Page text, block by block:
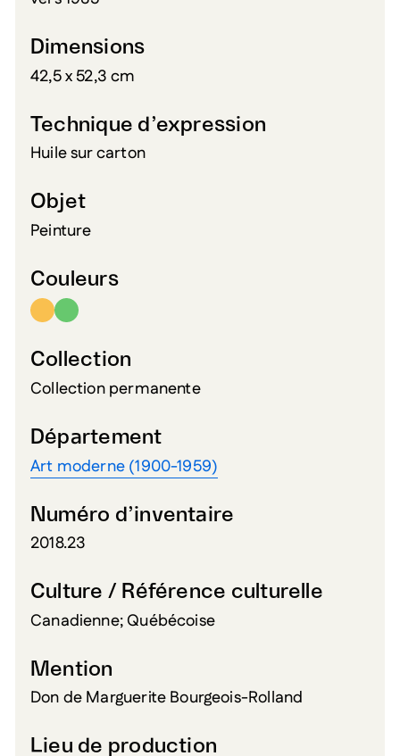
Dimensions
42,5 x 52,3 cm
Technique d’expression
Huile sur carton
Objet
Peinture
Couleurs
Collection
Collection permanente
Département
Art moderne (1900-1959)
Numéro d’inventaire
2018.23
Culture / Référence culturelle
Canadienne; Québécoise
Mention
Don de Marguerite Bourgeois-Rolland
Lieu de production